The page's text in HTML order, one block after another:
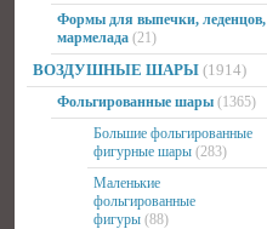
Формы для выпечки, леденцов,
мармелада (21)
ВОЗДУШНЫЕ ШАРЫ (1914)
Фольгированные шары (1365)
Большие фольгированные
фигурные шары (283)
Маленькие
фольгированные
фигуры (88)